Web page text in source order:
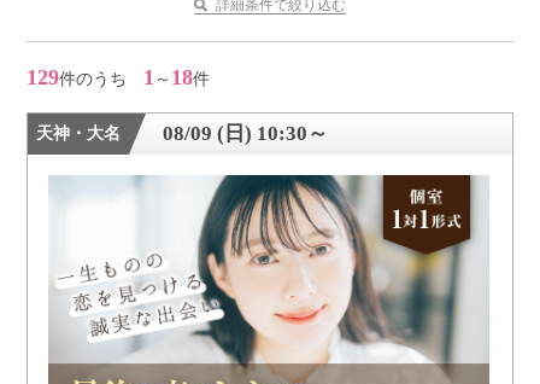
公式アカウントで最新情報を配信中！
PR
約1,300店の中から
おすすめの優良結婚相談所をご紹介
個人情報保護のため
プライバシーマークを
詳細条件で絞り込む
129件のうち 1 ～ 18件
天神・大名 08/09 (日) 10:30～